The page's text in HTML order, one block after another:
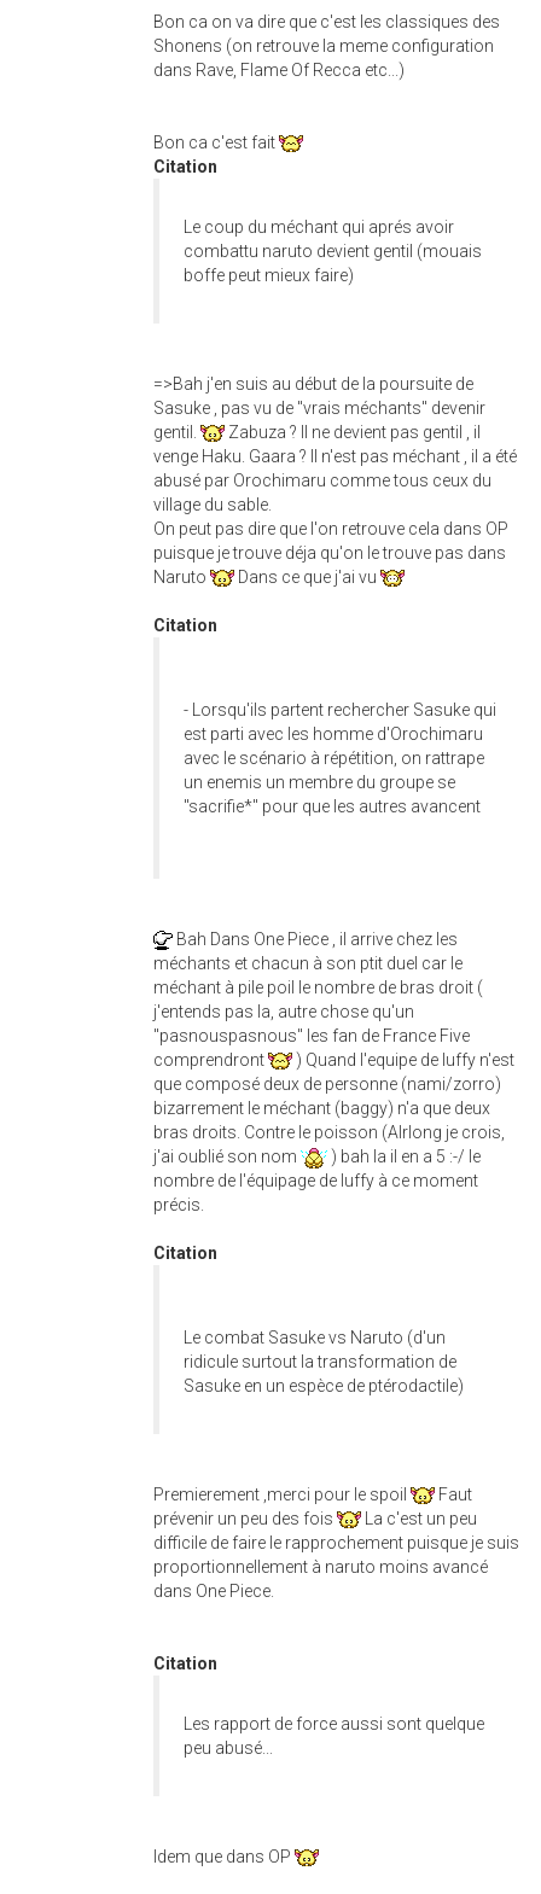
Bon ca on va dire que c'est les classiques des
Shonens (on retrouve la meme configuration
dans Rave, Flame Of Recca etc...)
Bon ca c'est fait
Citation
Le coup du méchant qui aprés avoir
combattu naruto devient gentil (mouais
boffe peut mieux faire)
=>Bah j'en suis au début de la poursuite de
Sasuke , pas vu de "vrais méchants" devenir
gentil.
Zabuza ? Il ne devient pas gentil , il
venge Haku. Gaara ? Il n'est pas méchant , il a été
abusé par Orochimaru comme tous ceux du
village du sable.
On peut pas dire que l'on retrouve cela dans OP
puisque je trouve déja qu'on le trouve pas dans
Naruto
Dans ce que j'ai vu
Citation
- Lorsqu'ils partent rechercher Sasuke qui
est parti avec les homme d'Orochimaru
avec le scénario à répétition, on rattrape
un enemis un membre du groupe se
"sacrifie*" pour que les autres avancent
Bah Dans One Piece , il arrive chez les
méchants et chacun à son ptit duel car le
méchant à pile poil le nombre de bras droit (
j'entends pas la, autre chose qu'un
"pasnouspasnous" les fan de France Five
comprendront
) Quand l'equipe de luffy n'est
que composé deux de personne (nami/zorro)
bizarrement le méchant (baggy) n'a que deux
bras droits. Contre le poisson (Alrlong je crois,
j'ai oublié son nom
) bah la il en a 5 :-/ le
nombre de l'équipage de luffy à ce moment
précis.
Citation
Le combat Sasuke vs Naruto (d'un
ridicule surtout la transformation de
Sasuke en un espèce de ptérodactile)
Premierement ,merci pour le spoil
Faut
prévenir un peu des fois
La c'est un peu
difficile de faire le rapprochement puisque je suis
proportionnellement à naruto moins avancé
dans One Piece.
Citation
Les rapport de force aussi sont quelque
peu abusé...
Idem que dans OP